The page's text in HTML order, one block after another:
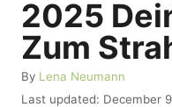
2025
Zum
By A
u
Lena Neumann
PLast updated: December